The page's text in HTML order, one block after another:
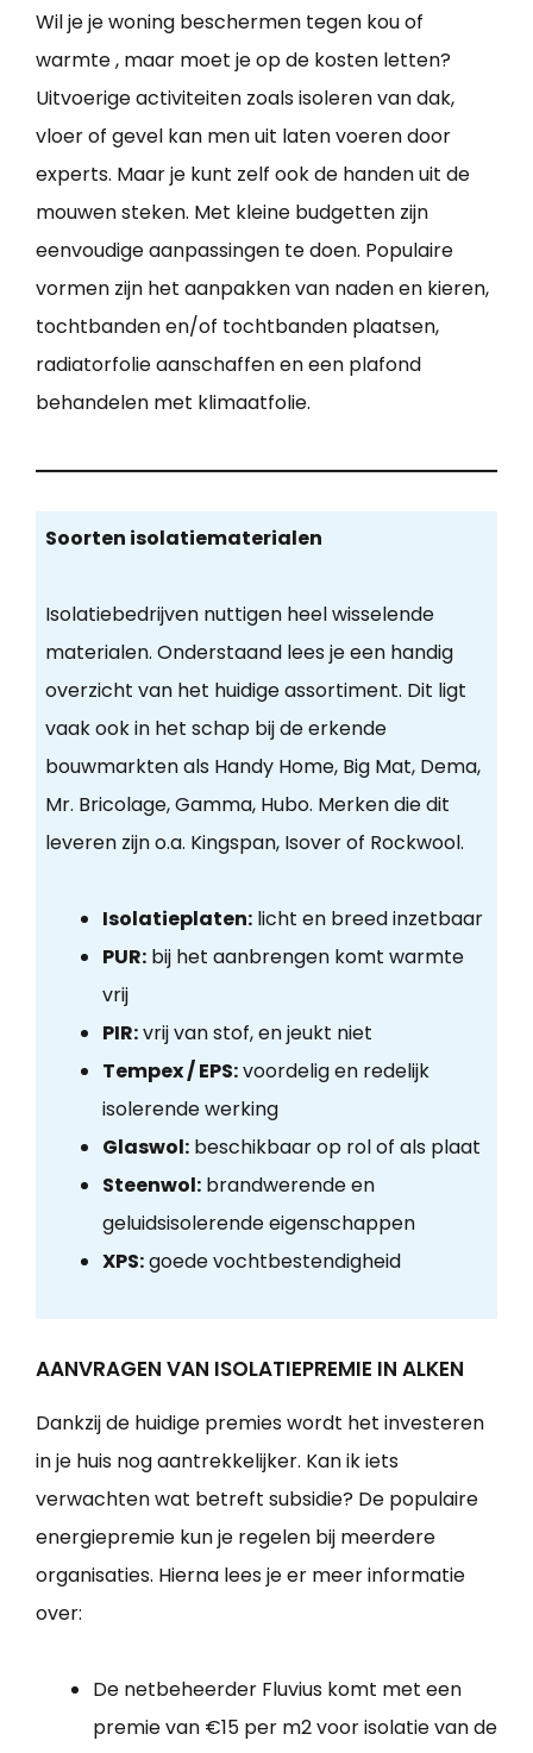
Wil je je woning beschermen tegen kou of
warmte , maar moet je op de kosten letten?
Uitvoerige activiteiten zoals isoleren van dak,
vloer of gevel kan men uit laten voeren door
experts. Maar je kunt zelf ook de handen uit de
mouwen steken. Met kleine budgetten zijn
eenvoudige aanpassingen te doen. Populaire
vormen zijn het aanpakken van naden en kieren,
tochtbanden en/of tochtbanden plaatsen,
radiatorfolie aanschaffen en een plafond
behandelen met klimaatfolie.
Soorten isolatiematerialen
Isolatiebedrijven nuttigen heel wisselende
materialen. Onderstaand lees je een handig
overzicht van het huidige assortiment. Dit ligt
vaak ook in het schap bij de erkende
bouwmarkten als Handy Home, Big Mat, Dema,
Mr. Bricolage, Gamma, Hubo. Merken die dit
leveren zijn o.a. Kingspan, Isover of Rockwool.
Isolatieplaten:licht en breed inzetbaar
PUR:bij het aanbrengen komt warmte
vrij
PIR:vrij van stof, en jeukt niet
Tempex / EPS:voordelig en redelijk
isolerende werking
Glaswol:beschikbaar op rol of als plaat
Steenwol:brandwerende en
geluidsisolerende eigenschappen
XPS:goede vochtbestendigheid
AANVRAGEN VAN ISOLATIEPREMIE IN ALKEN
Dankzij de huidige premies wordt het investeren
in je huis nog aantrekkelijker. Kan ik iets
verwachten wat betreft subsidie? De populaire
energiepremie kun je regelen bij meerdere
organisaties. Hierna lees je er meer informatie
over:
De netbeheerder Fluvius komt met een
premie van €15 per m2 voor isolatie van de